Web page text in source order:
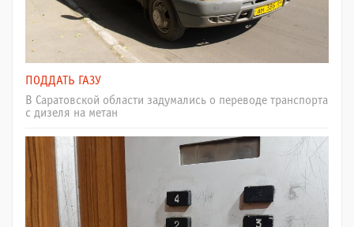
ПОДДАТЬ ГАЗУ
В Саратовской области задумались о переводе транспорта
с дизеля на метан